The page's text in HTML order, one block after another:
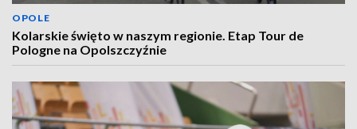
OPOLE
Kolarskie święto w naszym regionie. Etap Tour de
Pologne na Opolszczyźnie